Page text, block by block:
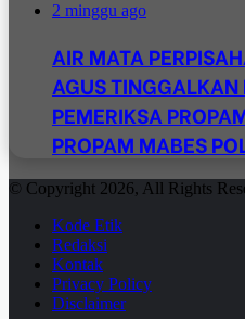
2 minggu ago
AIR MATA
AGUS
PEMERIKSA
PROPAM MABES
© Copyright 2026, All Rights
Kode Etik
Redaksi
Kontak
Privacy Policy
Disclaimer